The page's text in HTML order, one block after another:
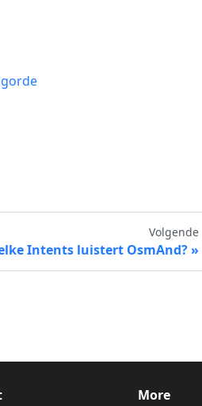
Volgende
Intents luistert OsmAnd?
More